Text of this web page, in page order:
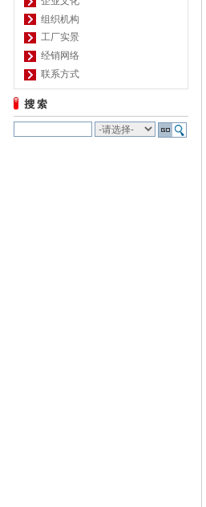
组织机构
工厂实景
经销网络
联系方式